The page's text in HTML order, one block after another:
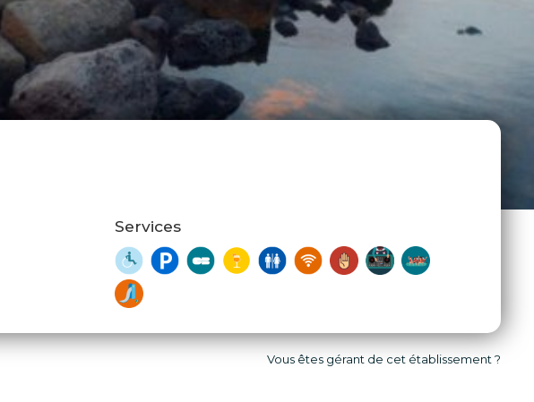
Services
Vous êtes gérant de cet établissement ?